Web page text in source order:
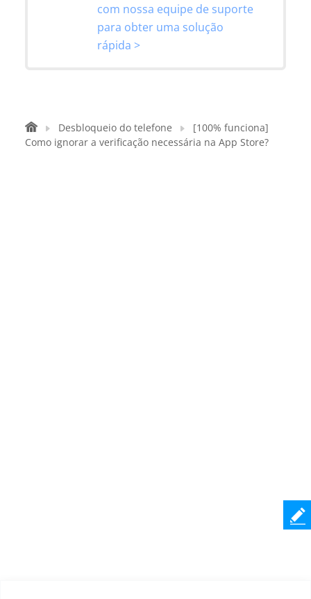
com nossa equipe de suporte
para obter uma solução
rápida >
Desbloqueio do telefone
[100% funciona]
Como ignorar a verificação necessária na App Store?